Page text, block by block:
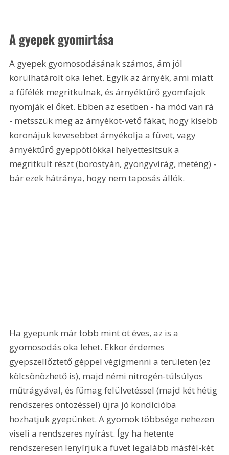
A gyepek gyomirtása
A gyepek gyomosodásának számos, ám jól
körülhatárolt oka lehet. Egyik az árnyék, ami miatt
a fűfélék megritkulnak, és árnyéktűrő gyomfajok
nyomják el őket. Ebben az esetben - ha mód van rá
- metsszük meg az árnyékot-vető fákat, hogy kisebb
koronájuk kevesebbet árnyékolja a füvet, vagy
árnyéktűrő gyeppótlókkal helyettesítsük a
megritkult részt (borostyán, gyöngyvirág, meténg) -
bár ezek hátránya, hogy nem taposás állók.
Ha gyepünk már több mint öt éves, az is a
gyomosodás oka lehet. Ekkor érdemes
gyepszellőztető géppel végigmenni a területen (ez
kölcsönözhető is), majd némi nitrogén-túlsúlyos
műtrágyával, és fűmag felülvetéssel (majd két hétig
rendszeres öntözéssel) újra jó kondícióba
hozhatjuk gyepünket. A gyomok többsége nehezen
viseli a rendszeres nyírást. Így ha hetente
rendszeresen lenyírjuk a füvet legalább másfél-két